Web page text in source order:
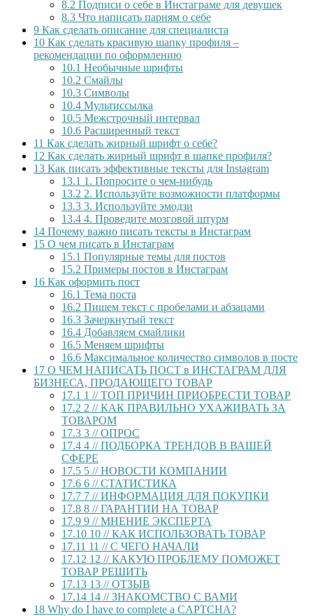
8.2 Подписи о себе в Инстаграме для девушек
8.3 Что написать парням о себе
9 Как сделать описание для специалиста
10 Как сделать красивую шапку профиля –
рекомендации по оформлению
10.1 Необычные шрифты
10.2 Смайлы
10.3 Символы
10.4 Мультиссылка
10.5 Межстрочный интервал
10.6 Расширенный текст
11 Как сделать жирный шрифт о себе?
12 Как сделать жирный шрифт в шапке профиля?
13 Как писать эффективные тексты для Instagram
13.1 1. Попросите о чем-нибудь
13.2 2. Используйте возможности платформы
13.3 3. Используйте эмодзи
13.4 4. Проведите мозговой штурм
14 Почему важно писать тексты в Инстаграм
15 О чем писать в Инстаграм
15.1 Популярные темы для постов
15.2 Примеры постов в Инстаграм
16 Как оформить пост
16.1 Тема поста
16.2 Пишем текст с пробелами и абзацами
16.3 Зачеркнутый текст
16.4 Добавляем смайлики
16.5 Меняем шрифты
16.6 Максимальное количество символов в посте
17 О ЧЕМ НАПИСАТЬ ПОСТ в ИНСТАГРАМ ДЛЯ
БИЗНЕСА, ПРОДАЮЩЕГО ТОВАР
17.1 1 // ТОП ПРИЧИН ПРИОБРЕСТИ ТОВАР
17.2 2 // КАК ПРАВИЛЬНО УХАЖИВАТЬ ЗА
ТОВАРОМ
17.3 3 // ОПРОС
17.4 4 // ПОДБОРКА ТРЕНДОВ В ВАШЕЙ
СФЕРЕ
17.5 5 // НОВОСТИ КОМПАНИИ
17.6 6 // СТАТИСТИКА
17.7 7 // ИНФОРМАЦИЯ ДЛЯ ПОКУПКИ
17.8 8 // ГАРАНТИИ НА ТОВАР
17.9 9 // МНЕНИЕ ЭКСПЕРТА
17.10 10 // КАК ИСПОЛЬЗОВАТЬ ТОВАР
17.11 11 // С ЧЕГО НАЧАЛИ
17.12 12 // КАКУЮ ПРОБЛЕМУ ПОМОЖЕТ
ТОВАР РЕШИТЬ
17.13 13 // ОТЗЫВ
17.14 14 // ЗНАКОМСТВО С ВАМИ
18 Why do I have to complete a CAPTCHA?